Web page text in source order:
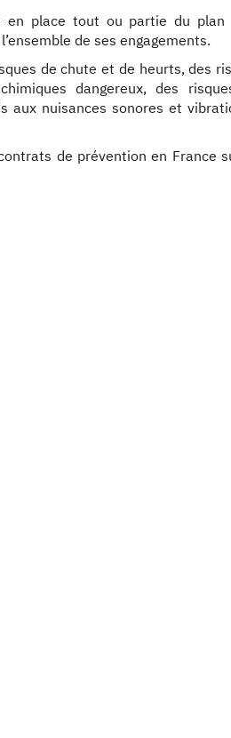
en place tout ou partie du plan
de ses engagements.
de chute et de heurts, des
dangereux, des
aux nuisances sonores et
de prévention en France